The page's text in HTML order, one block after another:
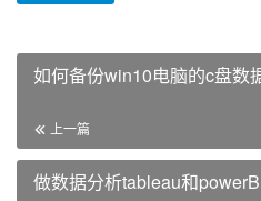
如何备份win10电脑的c盘数
上一篇
做数据分析tableau和